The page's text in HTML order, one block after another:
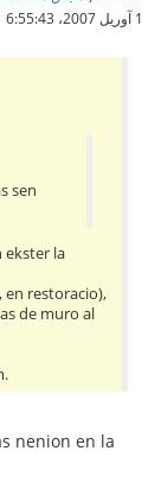
1 آوریل 2007،‏ 6:55:43
sen
ekster la
en restoracio),
de muro al
nenion en la